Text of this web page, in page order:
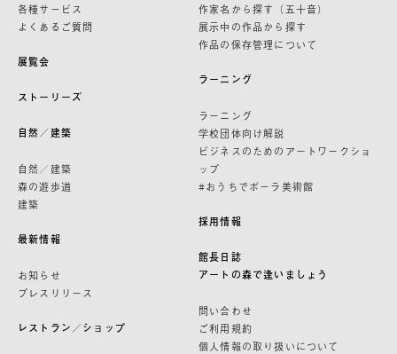
各種サービス
よくあるご質問
展覧会
ストーリーズ
自然／建築
自然／建築
森の遊歩道
建築
最新情報
お知らせ
プレスリリース
レストラン／ショップ
作家名から探す（五十音）
展示中の作品から探す
作品の保存管理について
ラーニング
ラーニング
学校団体向け解説
ビジネスのためのアートワークショ
ップ
#おうちでポーラ美術館
採用情報
館長日誌
アートの森で逢いましょう
問い合わせ
ご利用規約
個人情報の取り扱いについて